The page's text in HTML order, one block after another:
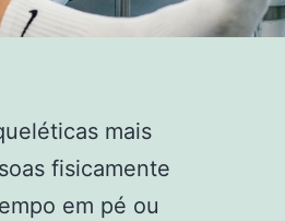
mais
fisicamente
em pé ou